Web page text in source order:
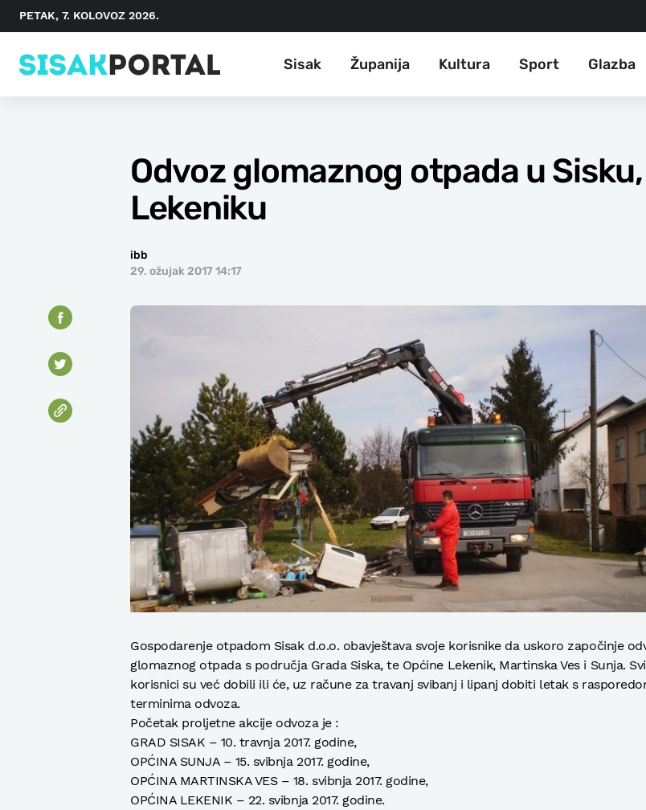
PETAK, 7. KOLOVOZ 2026.
Sisak Županija Kultura Sport Glazba
Odvoz glomaznog otpada u
Lekeniku
ibb
29. ožujak 2017 14:17
Gospodarenje otpadom Sisak d.o.o. obavještava svoje korisnike da uskoro započinje
glomaznog otpada s područja Grada Siska, te Općine Lekenik, Martinska Ves i Sunja. Svi
korisnici su već dobili ili će, uz račune za travanj svibanj i lipanj dobiti letak s
terminima odvoza.
Početak proljetne akcije odvoza je :
GRAD SISAK – 10. travnja 2017. godine,
OPĆINA SUNJA – 15. svibnja 2017. godine,
OPĆINA MARTINSKA VES – 18. svibnja 2017. godine,
OPĆINA LEKENIK – 22. svibnja 2017. godine.